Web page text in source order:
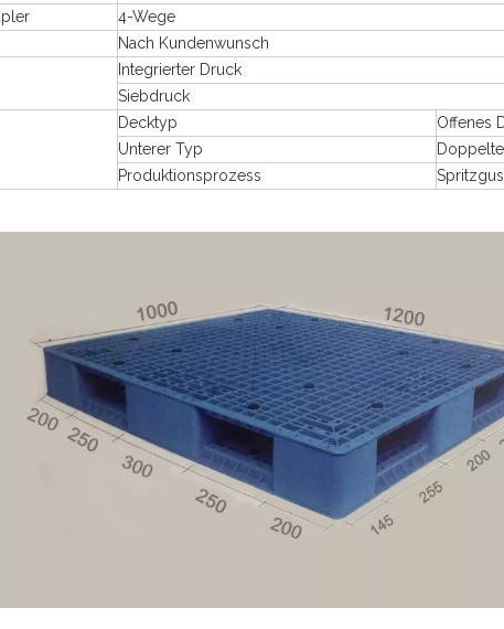
4-Wege
Nach Kundenwunsch
Integrierter Druck
Siebdruck
Decktyp
Offenes
Unterer Typ
Produktionsprozess